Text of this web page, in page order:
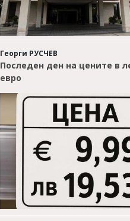
Георги РУСЧЕВ
Последен ден на цените в
евро